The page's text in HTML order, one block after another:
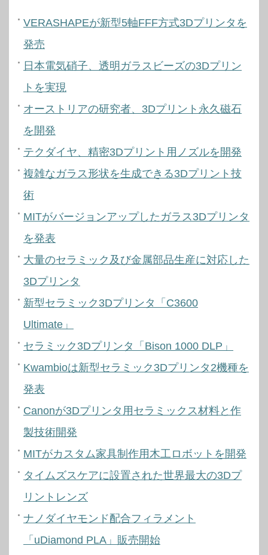
VERASHAPEが新型5軸FFF方式3Dプリンタを
発売
日本電気硝子、透明ガラスビーズの3Dプリン
トを実現
オーストリアの研究者、3Dプリント永久磁石
を開発
テクダイヤ、精密3Dプリント用ノズルを開発
複雑なガラス形状を生成できる3Dプリント技
術
MITがバージョンアップしたガラス3Dプリンタ
を発表
大量のセラミック及び金属部品生産に対応した
3Dプリンタ
新型セラミック3Dプリンタ「C3600
Ultimate」
セラミック3Dプリンタ「Bison 1000 DLP」
Kwambioは新型セラミック3Dプリンタ2機種を
発表
Canonが3Dプリンタ用セラミックス材料と作
製技術開発
MITがカスタム家具制作用木工ロボットを開発
タイムズスケアに設置された世界最大の3Dプ
リントレンズ
ナノダイヤモンド配合フィラメント
「uDiamond PLA」販売開始